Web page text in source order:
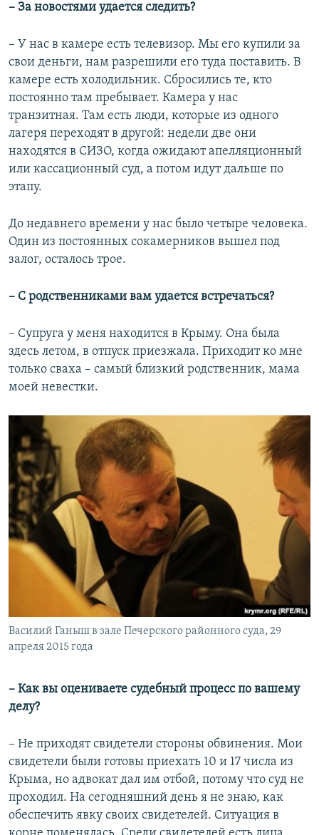
– За новостями удается следить?
– У нас в камере есть телевизор. Мы его купили за
свои деньги, нам разрешили его туда поставить. В
камере есть холодильник. Сбросились те, кто
постоянно там пребывает. Камера у нас
транзитная. Там есть люди, которые из одного
лагеря переходят в другой: недели две они
находятся в СИЗО, когда ожидают апелляционный
или кассационный суд, а потом идут дальше по
этапу.
До недавнего времени у нас было четыре человека.
Один из постоянных сокамерников вышел под
залог, осталось трое.
– С родственниками вам удается встречаться?
– Супруга у меня находится в Крыму. Она была
здесь летом, в отпуск приезжала. Приходит ко мне
только сваха – самый близкий родственник, мама
моей невестки.
Василий Ганыш в зале Печерского районного суда, 29
апреля 2015 года
– Как вы оцениваете судебный процесс по вашему
делу?
– Не приходят свидетели стороны обвинения. Мои
свидетели были готовы приехать 10 и 17 числа из
Крыма, но адвокат дал им отбой, потому что суд не
проходил. На сегодняшний день я не знаю, как
обеспечить явку своих свидетелей. Ситуация в